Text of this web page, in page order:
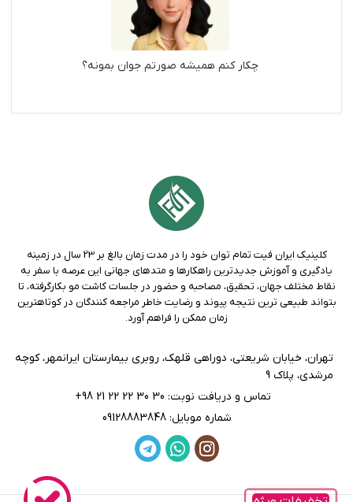
چکار کنم همیشه صورتم جوان بمونه؟
کلینیک ايران فيت تمام توان خود را در مدت زمان بالغ بر 23 سال در زمينه
يادگيری و آموزش جديدترين راهکارها و متدهاي جهانی اين عرصه با سفر به
نقاط مختلف جهان، تحقيق، مصاحبه و حضور در جلسات کاشت مو بکارگرفته، تا
بتواند طبيعی ترين نتيجه پيوند و رضايت خاطر مراجعه کنندگان در کوتاهترين
زمان ممکن را فراهم آورد.
تهران، خيابان شريعتی، دوراهی قلهك، روبری بيمارستان ايرانمهر، كوچه
مرشدی، پلاك 9
تماس و دریافت نوبت: 30 30 22 22 21 98+
شماره موبایل: 09128883848